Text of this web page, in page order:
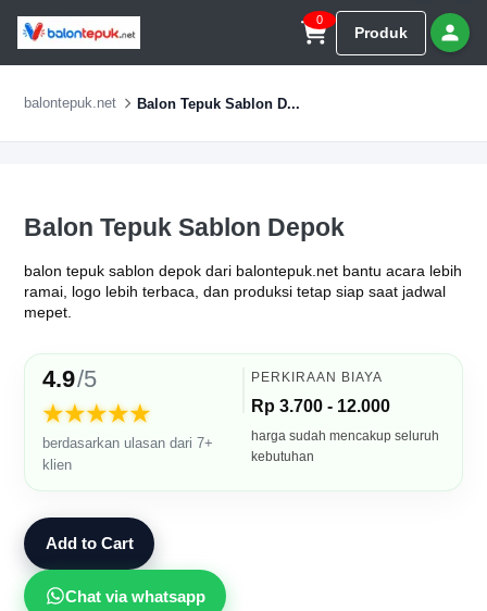
0
Produk
balontepuk.net Balon Tepuk Sablon D...
Balon Tepuk Sablon Depok
balon tepuk sablon depok dari balontepuk.net bantu acara lebih
ramai, logo lebih terbaca, dan produksi tetap siap saat jadwal
mepet.
4.9/5
★★★★★
berdasarkan ulasan dari 7+
klien
PERKIRAAN BIAYA
Rp 3.700 - 12.000
harga sudah mencakup seluruh
kebutuhan
Add to Cart
Chat via whatsapp